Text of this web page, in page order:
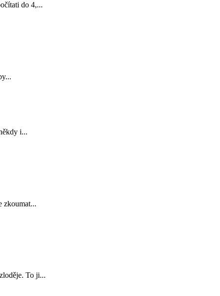
do 4,...
i...
zkoumat...
To ji...